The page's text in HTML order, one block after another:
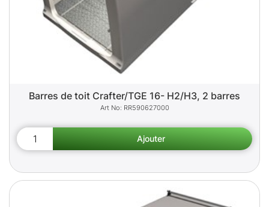
Barres de toit Crafter/TGE 16- H2/H3, 2 barres
RR590627000